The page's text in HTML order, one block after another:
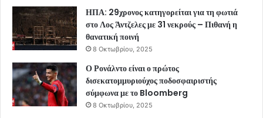
ΗΠΑ: 29χρονος κατηγορείται για τη φωτιά
στο Λος Άντζελες με 31 νεκρούς – Πιθανή η
θανατική ποινή
8 Οκτωβρίου, 2025
Ο Ρονάλντο είναι ο πρώτος
δισεκατομμυριούχος ποδοσφαιριστής
σύμφωνα με το Bloomberg
8 Οκτωβρίου, 2025